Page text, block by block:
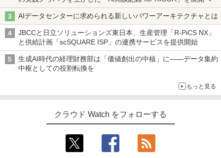
AIデータセンターに求められる新しいパワーアーキテクチャとは
JBCCと日立ソリューションズ東日本、生産管理「R-PiCS NX」
と供給計画「scSQUARE ISP」の連携サービスを提供開始
生成AI時代の経理財務部は「価値創出の中核」に――データ集約
中枢としての役割転換を
もっと見る
クラウド Watch をフォローする